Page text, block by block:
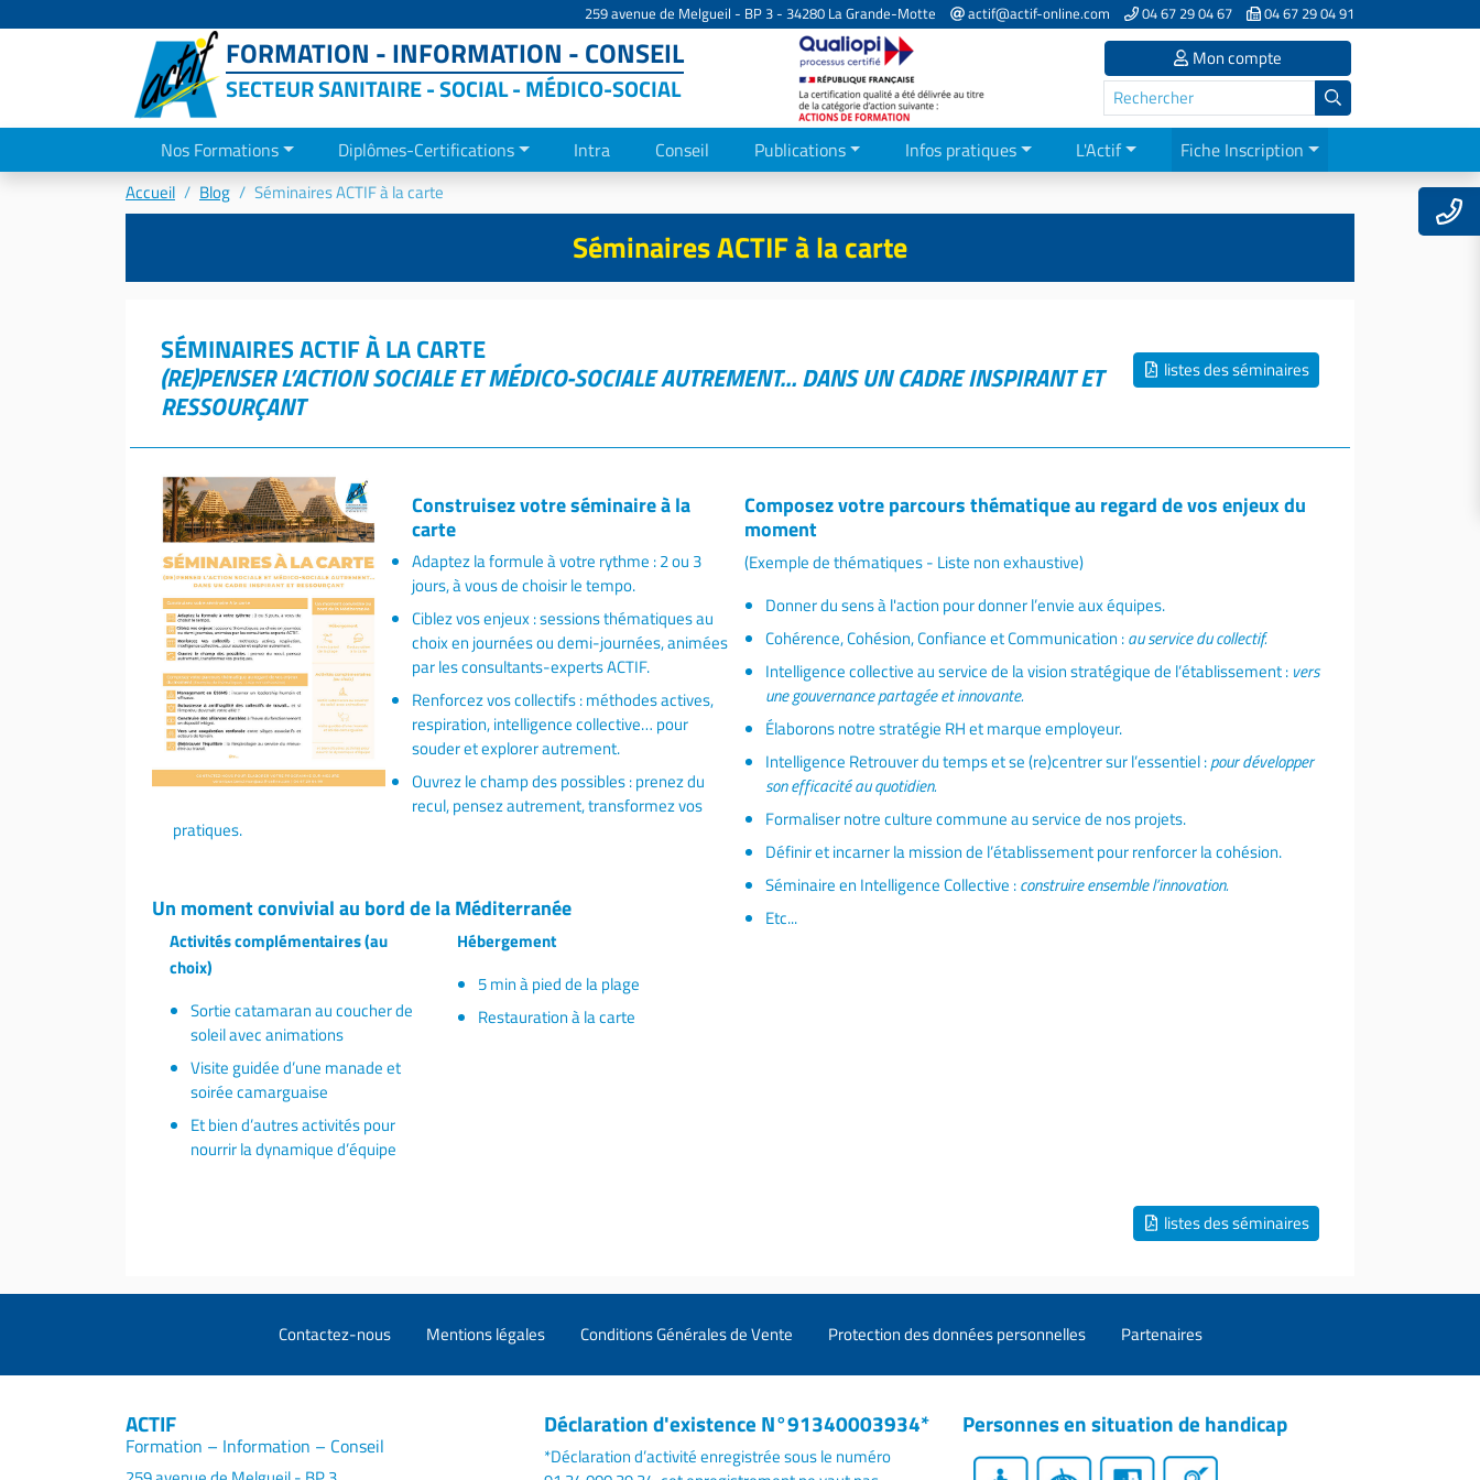
259 avenue de Melgueil - BP 3 - 34280 La Grande-Motte actif@actif-online.com 04 67 29 04 67 04 67 29 04 91
FORMATION - INFORMATION - CONSEIL
SECTEUR SANITAIRE - SOCIAL - MÉDICO-SOCIAL
Mon compte
Nos Formations Diplômes-Certifications Intra Conseil Publications Infos pratiques L'Actif Fiche Inscription
Accueil Blog Séminaires ACTIF à la carte
Séminaires ACTIF à la carte
SÉMINAIRES ACTIF À LA CARTE
(RE)PENSER L’ACTION SOCIALE ET MÉDICO-SOCIALE AUTREMENT… DANS UN CADRE INSPIRANT ET
RESSOURÇANT
listes des séminaires
Construisez votre séminaire à la
carte
Adaptez la formule à votre rythme : 2 ou 3
jours, à vous de choisir le tempo.
Ciblez vos enjeux : sessions thématiques au
choix en journées ou demi-journées, animées
par les consultants-experts ACTIF.
Renforcez vos collectifs : méthodes actives,
respiration, intelligence collective… pour
souder et explorer autrement.
Ouvrez le champ des possibles : prenez du
recul, pensez autrement, transformez vos
pratiques.
Un moment convivial au bord de la Méditerranée
Activités complémentaires (au
choix)
Sortie catamaran au coucher de
soleil avec animations
Visite guidée d’une manade et
soirée camarguaise
Et bien d’autres activités pour
nourrir la dynamique d’équipe
Hébergement
5 min à pied de la plage
Restauration à la carte
Composez votre parcours thématique au regard de vos enjeux du
moment
(Exemple de thématiques - Liste non exhaustive)
Donner du sens à l'action pour donner l’envie aux équipes.
Cohérence, Cohésion, Confiance et Communication :au service du collectif.
Intelligence collective au service de la vision stratégique de l’établissement : vers
une gouvernance partagée et innovante.
Élaborons notre stratégie RH et marque employeur.
Intelligence Retrouver du temps et se (re)centrer sur l’essentiel :pour développer
son efficacité au quotidien.
Formaliser notre culture commune au service de nos projets.
Définir et incarner la mission de l’établissement pour renforcer la cohésion.
Séminaire en Intelligence Collective :construire ensemble l’innovation.
Etc...
listes des séminaires
Contactez-nous Mentions légales Conditions Générales de Vente Protection des données personnelles Partenaires
ACTIF
Formation – Information – Conseil
Déclaration d'existence N°91340003934*
*Déclaration d’activité enregistrée sous le numéro
Personnes en situation de handicap